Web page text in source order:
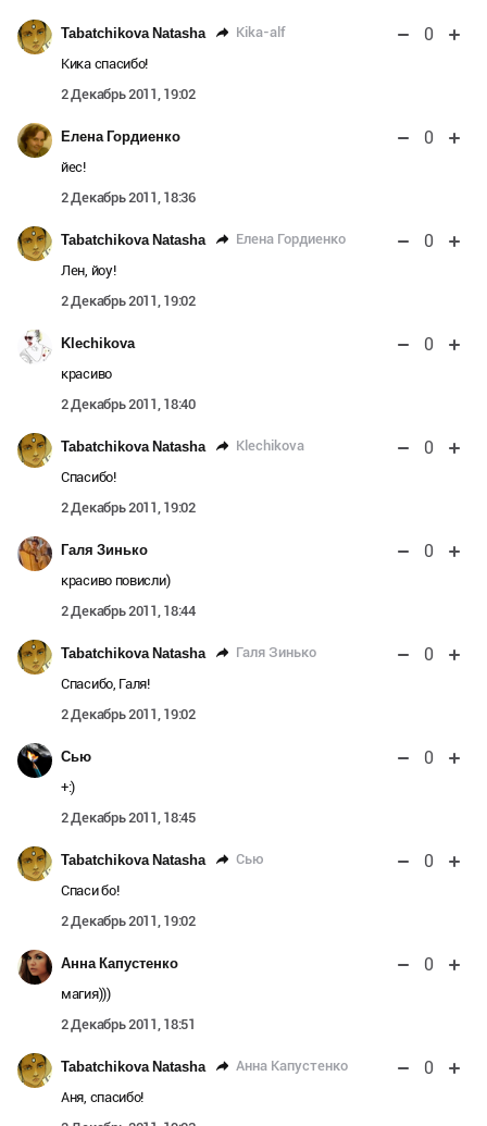
Tabatchikova Natasha Kika-alf 0
Кика спасибо!
2 Декабрь 2011, 19:02
Елена Гордиенко 0
йес!
2 Декабрь 2011, 18:36
Tabatchikova Natasha Елена Гордиенко 0
Лен, йоу!
2 Декабрь 2011, 19:02
Klechikova 0
красиво
2 Декабрь 2011, 18:40
Tabatchikova Natasha Klechikova 0
Спасибо!
2 Декабрь 2011, 19:02
Галя Зинько 0
красиво повисли)
2 Декабрь 2011, 18:44
Tabatchikova Natasha Галя Зинько 0
Спасибо, Галя!
2 Декабрь 2011, 19:02
Сью 0
+:)
2 Декабрь 2011, 18:45
Tabatchikova Natasha Сью 0
Спаси бо!
2 Декабрь 2011, 19:02
Анна Капустенко 0
магия)))
2 Декабрь 2011, 18:51
Tabatchikova Natasha Анна Капустенко 0
Аня, спасибо!